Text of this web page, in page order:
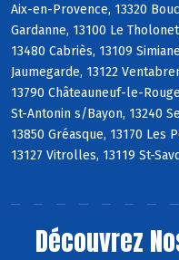
Aix-en-Provence, 13320
Gardanne, 13100 Le
13480 Cabriès, 13109
Jaumegarde, 13122
13790 Châteauneuf-le-
St-Antonin s/Bayon, 13240
13850 Gréasque, 13170 Les
13127 Vitrolles, 13119 St-
Découvrez